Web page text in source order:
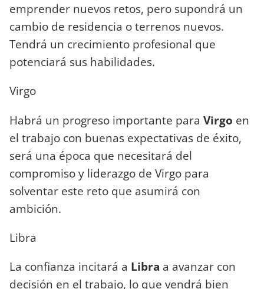
emprender nuevos retos, pero supondrá un
cambio de residencia o terrenos nuevos.
Tendrá un crecimiento profesional que
potenciará sus habilidades.
Virgo
Habrá un progreso importante para Virgo en
el trabajo con buenas expectativas de éxito,
será una época que necesitará del
compromiso y liderazgo de Virgo para
solventar este reto que asumirá con
ambición.
Libra
La confianza incitará a Libra a avanzar con
decisión en el trabajo, lo que vendrá bien